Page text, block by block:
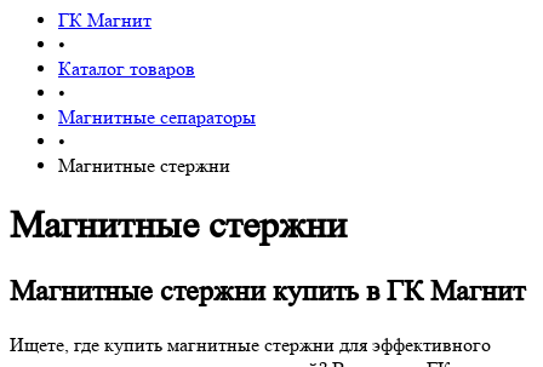
ГК Магнит
•
Каталог товаров
•
Магнитные сепараторы
•
Магнитные стержни
Магнитные стержни
Магнитные стержни купить в ГК Магнит
Ищете, где купить магнитные стержни для эффективного